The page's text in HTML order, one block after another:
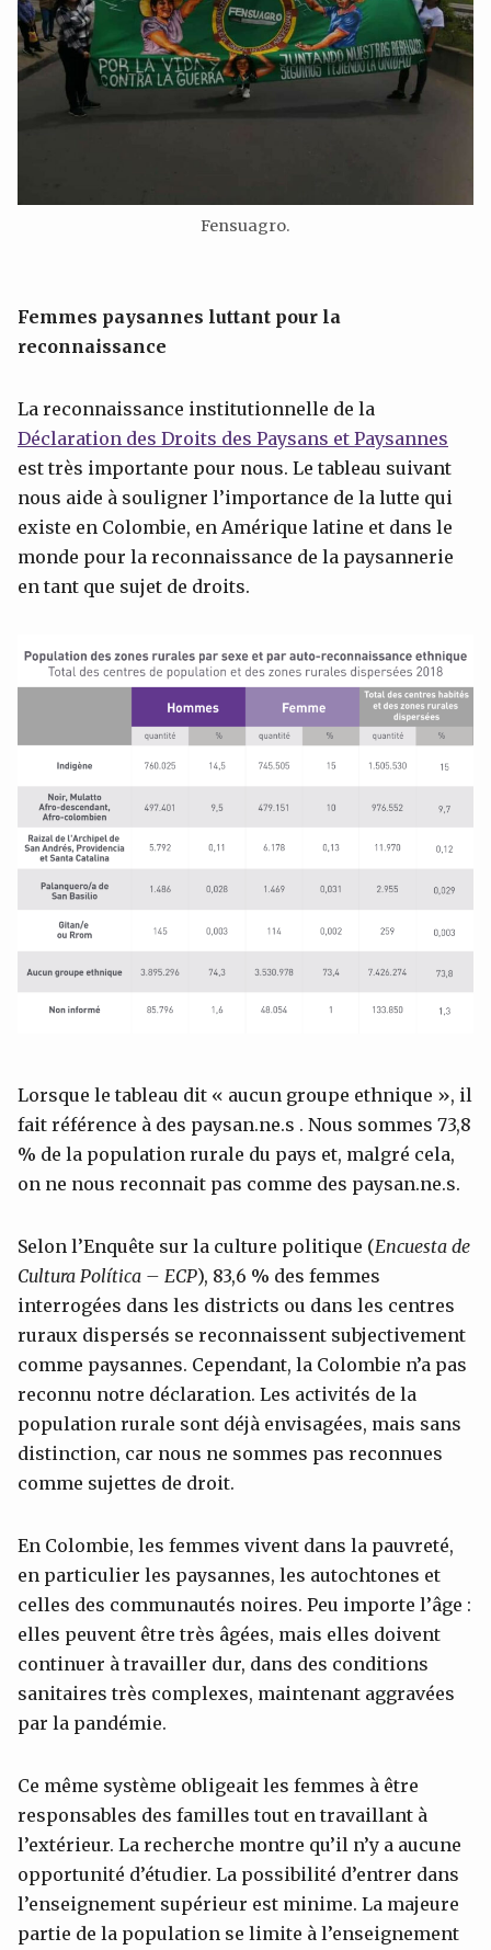
Fensuagro.
Femmes paysannes luttant pour la
reconnaissance
La reconnaissance institutionnelle de la
Déclaration des Droits des Paysans et Paysannes
est très importante pour nous. Le tableau suivant
nous aide à souligner l’importance de la lutte qui
existe en Colombie, en Amérique latine et dans le
monde pour la reconnaissance de la paysannerie
en tant que sujet de droits.
Lorsque le tableau dit « aucun groupe ethnique », il
fait référence à des paysan.ne.s . Nous sommes 73,8
% de la population rurale du pays et, malgré cela,
on ne nous reconnait pas comme des paysan.ne.s.
Selon l’Enquête sur la culture politique (Encuesta de
Cultura Política – ECP), 83,6 % des femmes
interrogées dans les districts ou dans les centres
ruraux dispersés se reconnaissent subjectivement
comme paysannes. Cependant, la Colombie n’a pas
reconnu notre déclaration. Les activités de la
population rurale sont déjà envisagées, mais sans
distinction, car nous ne sommes pas reconnues
comme sujettes de droit.
En Colombie, les femmes vivent dans la pauvreté,
en particulier les paysannes, les autochtones et
celles des communautés noires. Peu importe l’âge :
elles peuvent être très âgées, mais elles doivent
continuer à travailler dur, dans des conditions
sanitaires très complexes, maintenant aggravées
par la pandémie.
Ce même système obligeait les femmes à être
responsables des familles tout en travaillant à
l’extérieur. La recherche montre qu’il n’y a aucune
opportunité d’étudier. La possibilité d’entrer dans
l’enseignement supérieur est minime. La majeure
partie de la population se limite à l’enseignement